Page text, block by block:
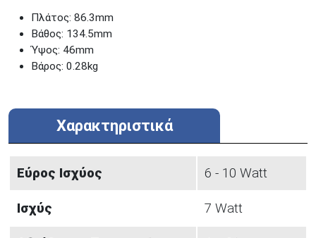
Πλάτος: 86.3mm
Βάθος: 134.5mm
Ύψος: 46mm
Βάρος: 0.28kg
Χαρακτηριστικά
Εύρος Ισχύος 6 - 10 Watt
Ισχύς 7 Watt